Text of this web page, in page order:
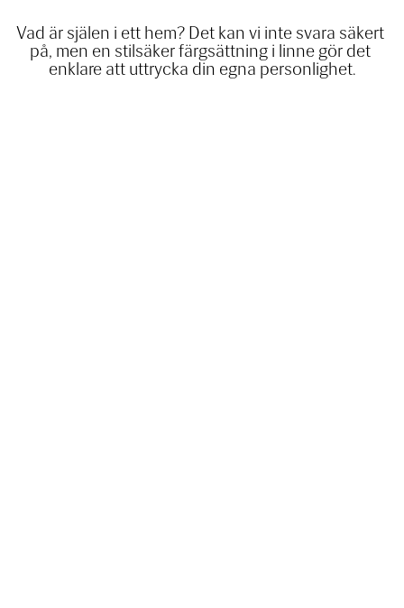
Vad är själen i ett hem? Det kan vi inte svara säkert
på, men en stilsäker färgsättning i linne gör det
enklare att uttrycka din egna personlighet.